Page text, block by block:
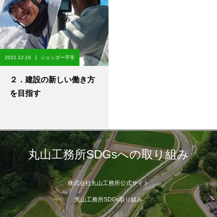
2021.12.16 ジェンダー平等
２．建設の新しい働き方
を目指す
丸山工務所SDGsへの取り組み
株式会社丸山工務所公式サイト
丸山工務所SDGs取り組み